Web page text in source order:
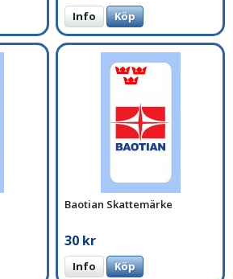
Info Köp
Baotian Skattemärke
30 kr
Info Köp